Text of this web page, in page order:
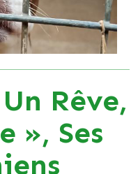
Rêve,
», Ses